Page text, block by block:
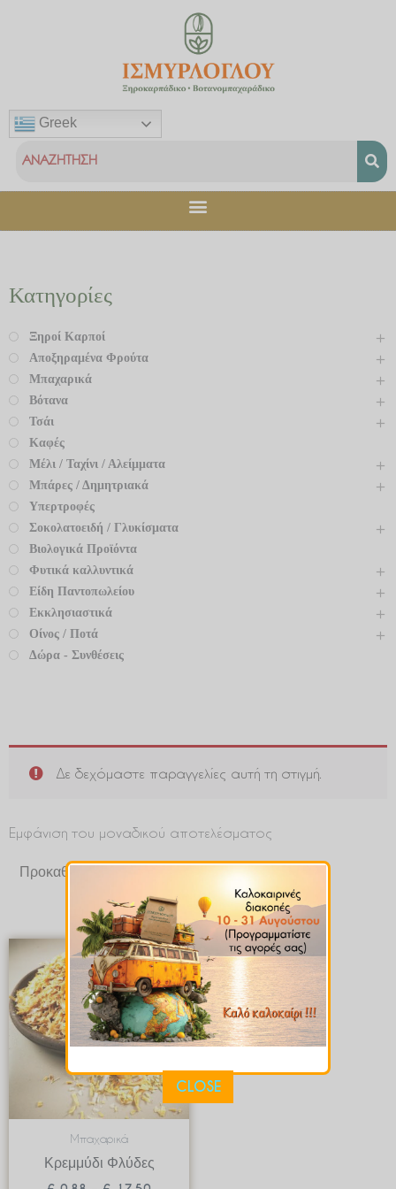
Greek
Κατηγορίες
Ξηροί Καρποί
Αποξηραμένα Φρούτα
Μπαχαρικά
Βότανα
Τσάι
Καφές
Μέλι / Ταχίνι / Αλείμματα
Μπάρες / Δημητριακά
Υπερτροφές
Σοκολατοειδή / Γλυκίσματα
Βιολογικά Προϊόντα
Φυτικά καλλυντικά
Είδη Παντοπωλείου
Εκκλησιαστικά
Οίνος / Ποτά
Δώρα - Συνθέσεις
Δε δεχόμαστε παραγγελίες αυτή τη στιγμή.
Εμφάνιση του μοναδικού αποτελέσματος
Μπαχαρικά
Κρεμμύδι Φλύδες
Price
range:
€ 0.88
through
€ 17.50
CLOSE